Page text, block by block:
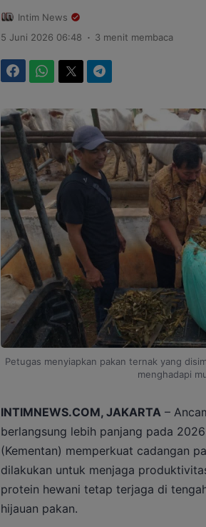
Intim News
5 Juni 2026 06:48 . 3 menit membaca
Petugas menyiapkan pakan ternak yang
menghadapi
INTIMNEWS.COM, JAKARTA–
berlangsung lebih panjang pada
(Kementan) memperkuat cadangan
dilakukan untuk menjaga
protein hewani tetap terjaga di
hijauan pakan.